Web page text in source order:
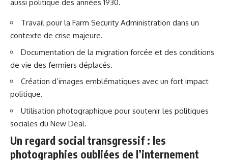
aussi politique des années 1930.
Travail pour la Farm Security Administration dans un
contexte de crise majeure.
Documentation de la migration forcée et des conditions
de vie des fermiers déplacés.
Création d’images emblématiques avec un fort impact
politique.
Utilisation photographique pour soutenir les politiques
sociales du New Deal.
Un regard social transgressif : les
photographies oubliées de l’internement